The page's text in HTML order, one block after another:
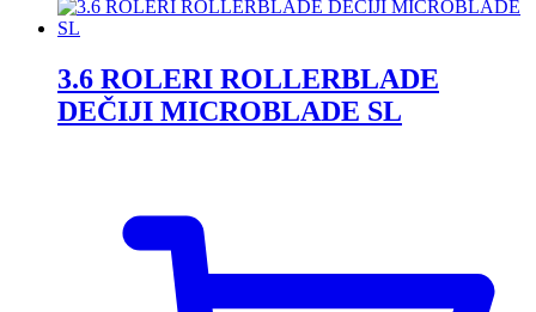
3.6 ROLERI ROLLERBLADE
DEČIJI MICROBLADE SL